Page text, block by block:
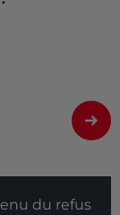
du refus